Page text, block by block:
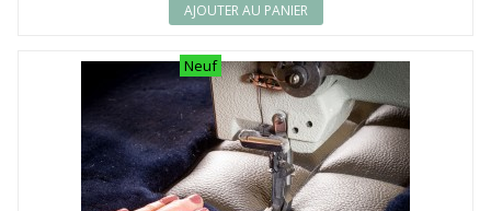
AJOUTER AU PANIER
Neuf